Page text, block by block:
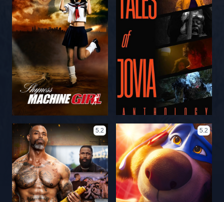
5.2 5.2